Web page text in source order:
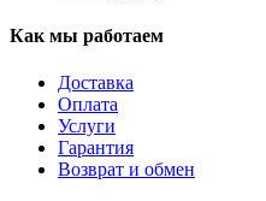
Как мы работаем
Доставка
Оплата
Услуги
Гарантия
Возврат и обмен